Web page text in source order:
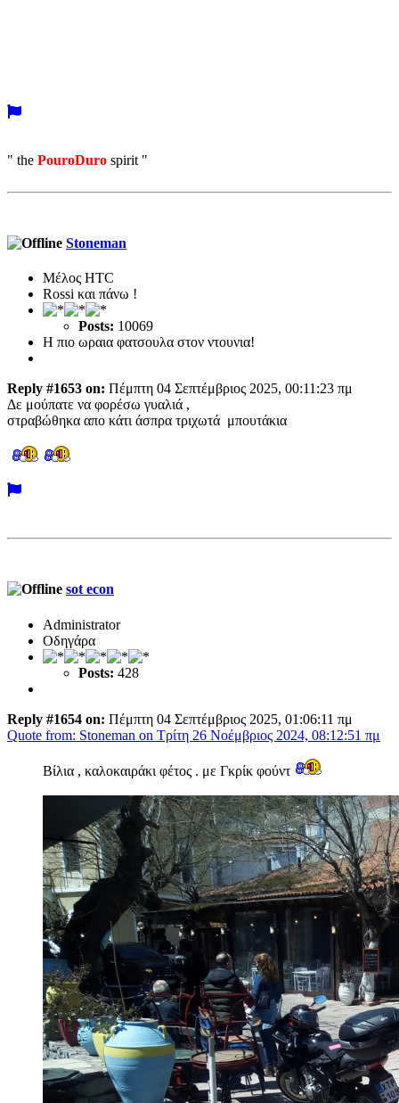
" the PouroDuro spirit "
Stoneman
Μέλος ΗTC
Rossi και πάνω !
Posts: 10069
Η πιο ωραια φατσουλα στον ντουνια!
Reply #1653 on: Πέμπτη 04 Σεπτέμβριος 2025, 00:11:23 πμ
Δε μούπατε να φορέσω γυαλιά ,
στραβώθηκα απο κάτι άσπρα τριχωτά μπουτάκια
sot econ
Administrator
Οδηγάρα
Posts: 428
Reply #1654 on: Πέμπτη 04 Σεπτέμβριος 2025, 01:06:11 πμ
Quote from: Stoneman on Τρίτη 26 Νοέμβριος 2024, 08:12:51 πμ
Βίλια , καλοκαιράκι φέτος . με Γκρίκ φούντ